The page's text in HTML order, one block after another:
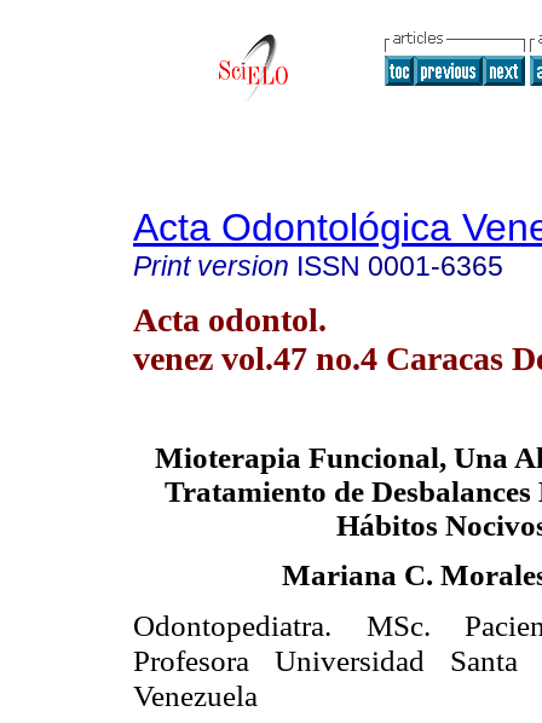
Acta Odontológica
Print version ISSN 0001-6365
Acta odontol.
venez vol.47 no.4 Caracas
Mioterapia Funcional, Una
Tratamiento de
Hábitos
Mariana C.
Odontopediatra. MSc.
Profesora Universidad Santa
Venezuela